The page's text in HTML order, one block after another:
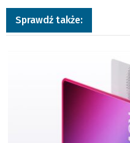
Sprawdź także: